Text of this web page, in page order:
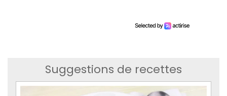
Suggestions de recettes